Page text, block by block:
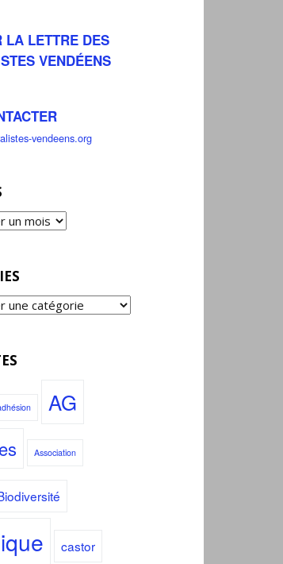
LA LETTRE DES
VENDÉENS
vendeens.org
AG
Association
castor